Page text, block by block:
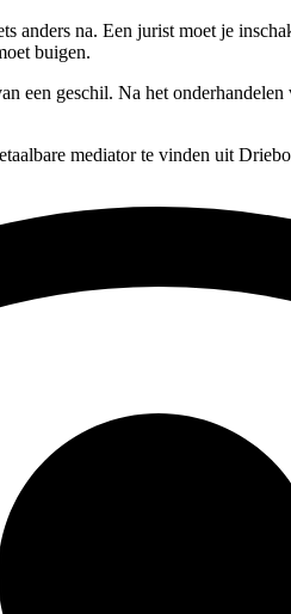
anders na. Een jurist moet je
buigen.
een geschil. Na het
mediator te vinden uit